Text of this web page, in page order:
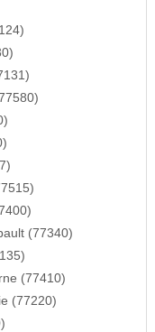
(77340)
(77410)
(77220)